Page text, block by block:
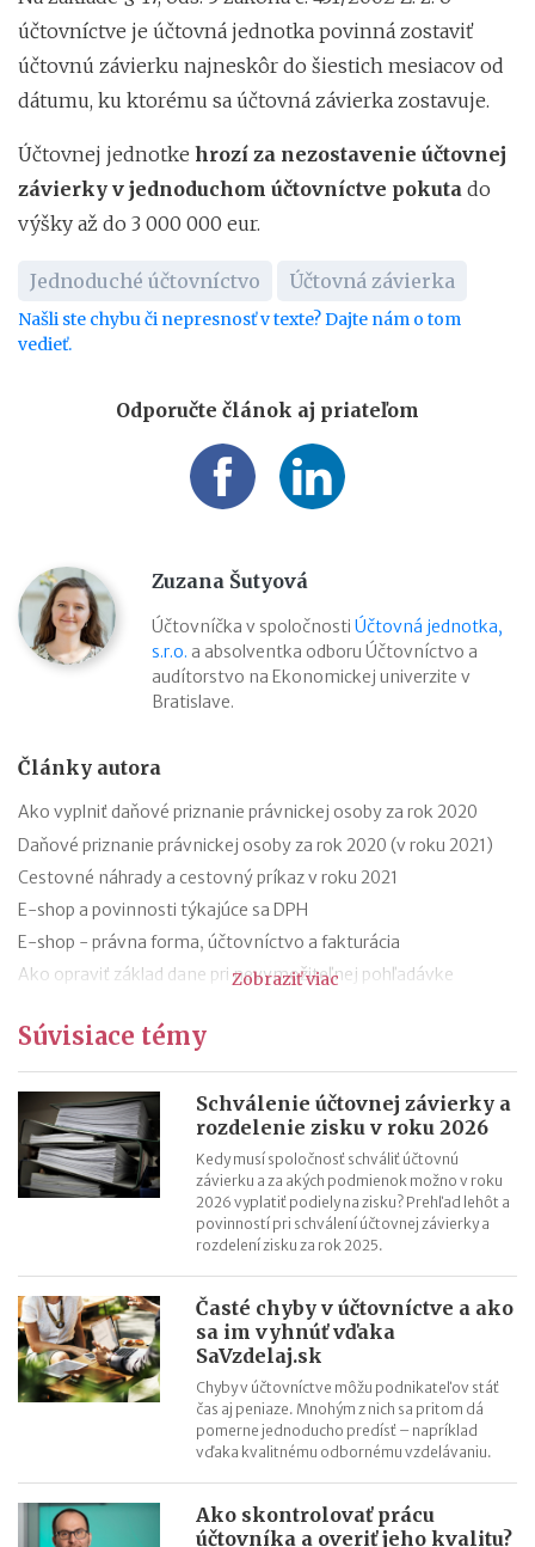
účtovníctve je účtovná jednotka povinná zostaviť
účtovnú závierku najneskôr do šiestich mesiacov od
dátumu, ku ktorému sa účtovná závierka zostavuje.
Účtovnej jednotke hrozí za nezostavenie účtovnej
závierky v jednoduchom účtovníctve pokuta do
výšky až do 3 000 000 eur.
Jednoduché účtovníctvo Účtovná závierka
Našli ste chybu či nepresnosť v texte? Dajte nám o tom
vedieť.
Odporučte článok aj priateľom
Zuzana Šutyová
Účtovníčka v spoločnosti Účtovná jednotka,
s.r.o. a absolventka odboru Účtovníctvo a
audítorstvo na Ekonomickej univerzite v
Bratislave.
Články autora
Ako vyplniť daňové priznanie právnickej osoby za rok 2020
Daňové priznanie právnickej osoby za rok 2020 (v roku 2021)
Cestovné náhrady a cestovný príkaz v roku 2021
E-shop a povinnosti týkajúce sa DPH
E-shop - právna forma, účtovníctvo a fakturácia
Ako opraviť základ dane pri nevymožiteľnej pohľadávke
2021
13. a 14. plat - zmeny od roku 2021
Hrubá a čistá minimálna mzda v roku 2021 (daň a odvody)
Aké je účtovné a zdaňovacie obdobie firmy v likvidácii?
Zobraziť viac
Súvisiace témy
Schválenie účtovnej závierky a
rozdelenie zisku v roku 2026
Kedy musí spoločnosť schváliť účtovnú
závierku a za akých podmienok možno v roku
2026 vyplatiť podiely na zisku? Prehľad lehôt a
povinností pri schválení účtovnej závierky a
rozdelení zisku za rok 2025.
Časté chyby v účtovníctve a ako
sa im vyhnúť vďaka
SaVzdelaj.sk
Chyby v účtovníctve môžu podnikateľov stáť
čas aj peniaze. Mnohým z nich sa pritom dá
pomerne jednoducho predísť – napríklad
vďaka kvalitnému odbornému vzdelávaniu.
Ako skontrolovať prácu
účtovníka a overiť jeho kvalitu?